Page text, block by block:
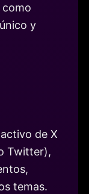
y
de X
Twitter),
temas.